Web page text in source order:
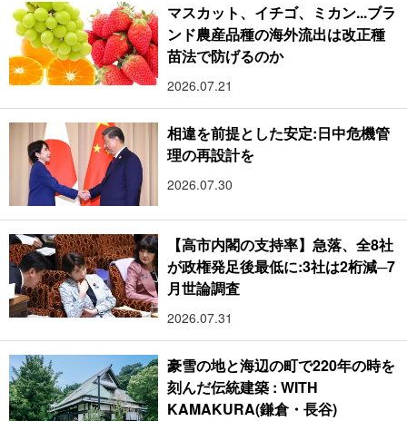
マスカット、イチゴ、ミカン...ブラ
ンド農産品種の海外流出は改正種
苗法で防げるのか
2026.07.21
相違を前提とした安定:日中危機管
理の再設計を
2026.07.30
【高市内閣の支持率】急落、全8社
が政権発足後最低に:3社は2桁減─7
月世論調査
2026.07.31
豪雪の地と海辺の町で220年の時を
刻んだ伝統建築 : WITH
KAMAKURA(鎌倉・長谷)